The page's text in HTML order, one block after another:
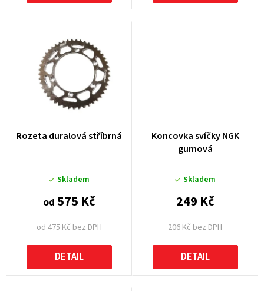
Rozeta duralová stříbrná
Skladem
od 475 Kč bez DPH
od 575 Kč
DETAIL
Koncovka svíčky NGK
gumová
Skladem
206 Kč bez DPH
249 Kč
DETAIL